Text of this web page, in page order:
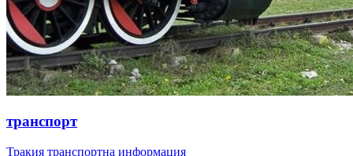
транспорт
Тракия транспортна информация